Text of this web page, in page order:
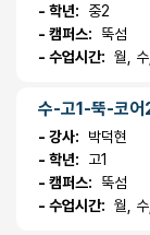
- 학년:
중2
- 캠퍼스:
뚝섬
- 수업시간: 월,
수-고1-뚝-코어
- 강사:
박덕현
- 학년:
고1
- 캠퍼스:
뚝섬
- 수업시간: 월,